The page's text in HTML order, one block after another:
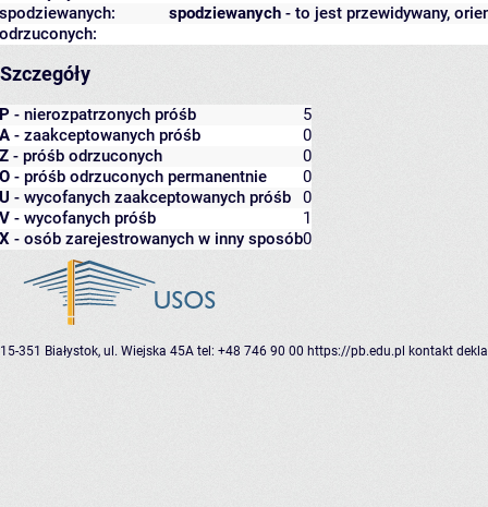
spodziewanych - to jest przewidywany,
spodziewanych:
odrzuconych:
Szczegóły
P - nierozpatrzonych próśb
5
A - zaakceptowanych próśb
0
Z - próśb odrzuconych
0
O - próśb odrzuconych permanentnie
0
U - wycofanych zaakceptowanych próśb
0
V - wycofanych próśb
1
X - osób zarejestrowanych w inny sposób0
15-351 Białystok, ul. Wiejska 45A tel: +48 746 90 00 https://pb.edu.pl kontakt